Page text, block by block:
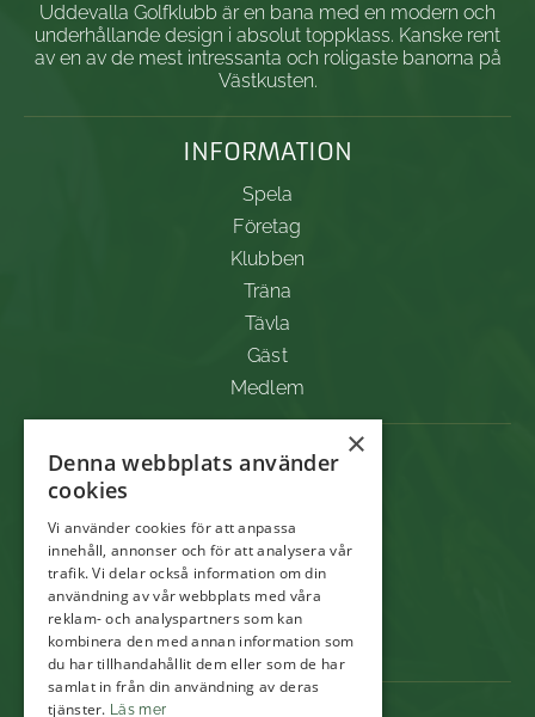
Uddevalla Golfklubb är en bana med en modern och
underhållande design i absolut toppklass. Kanske rent
av en av de mest intressanta och roligaste banorna på
Västkusten.
INFORMATION
Spela
Företag
Klubben
Träna
Tävla
Gäst
Medlem
KONTAKTA OSS
451 94 Uddevalla
0522-82501
info@uddevallagk.se
ekonomi@uddevallagk.se
×
Denna webbplats använder
cookies
Vi använder cookies för att anpassa
innehåll, annonser och för att analysera vår
trafik. Vi delar också information om din
användning av vår webbplats med våra
reklam- och analyspartners som kan
kombinera den med annan information som
du har tillhandahållit dem eller som de har
samlat in från din användning av deras
tjänster. Läs mer